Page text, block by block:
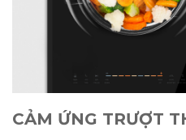
CẢM ỨNG TRƯỢT